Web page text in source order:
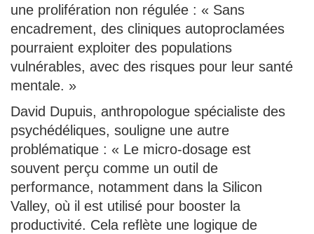
une prolifération non régulée : « Sans
encadrement, des cliniques autoproclamées
pourraient exploiter des populations
vulnérables, avec des risques pour leur santé
mentale. »
David Dupuis, anthropologue spécialiste des
psychédéliques, souligne une autre
problématique : « Le micro-dosage est
souvent perçu comme un outil de
performance, notamment dans la Silicon
Valley, où il est utilisé pour booster la
productivité. Cela reflète une logique de